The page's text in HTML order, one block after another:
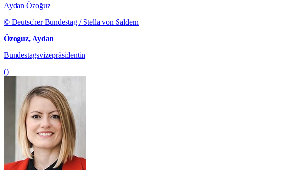
Aydan Özoğuz
© Deutscher Bundestag / Stella von Saldern
Özoguz, Aydan
Bundestagsvizepräsidentin
()